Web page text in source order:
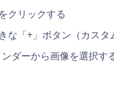
クリックする
な「+」ボタン（カス
ダーから画像を選択す